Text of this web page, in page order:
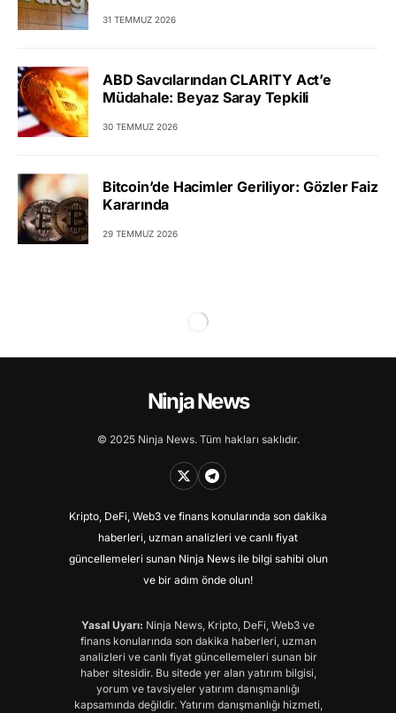
31 TEMMUZ 2026
ABD Savcılarından CLARITY Act’e
Müdahale: Beyaz Saray Tepkili
30 TEMMUZ 2026
Bitcoin’de Hacimler Geriliyor: Gözler Faiz
Kararında
29 TEMMUZ 2026
Ninja News
© 2025 Ninja News. Tüm hakları saklıdır.
Kripto, DeFi, Web3 ve finans konularında son dakika
haberleri, uzman analizleri ve canlı fiyat
güncellemeleri sunan Ninja News ile bilgi sahibi olun
ve bir adım önde olun!
Yasal Uyarı: Ninja News, Kripto, DeFi, Web3 ve
finans konularında son dakika haberleri, uzman
analizleri ve canlı fiyat güncellemeleri sunan bir
haber sitesidir. Bu sitede yer alan yatırım bilgisi,
yorum ve tavsiyeler yatırım danışmanlığı
kapsamında değildir. Yatırım danışmanlığı hizmeti,